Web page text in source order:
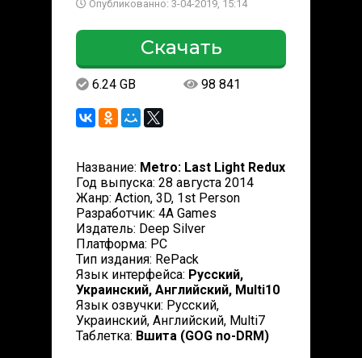
Опубликованно: 3-04-2019, 15:14
Скачать
6.24 GB 98 841
Название: Metro: Last Light Redux
Год выпуска: 28 августа 2014
Жанр: Action, 3D, 1st Person
Разработчик: 4A Games
Издатель: Deep Silver
Платформа: PC
Тип издания: RePack
Язык интерфейса: Русский,
Украинский, Английский, Multi10
Язык озвучки: Русский,
Украинский, Английский, Multi7
Таблетка: Вшита (GOG no-DRM)